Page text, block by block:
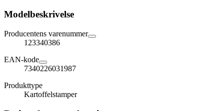
Modelbeskrivelse
Producentens varenummer
123340386
EAN-kode
7340226031987
Produkttype
Kartoffelstamper